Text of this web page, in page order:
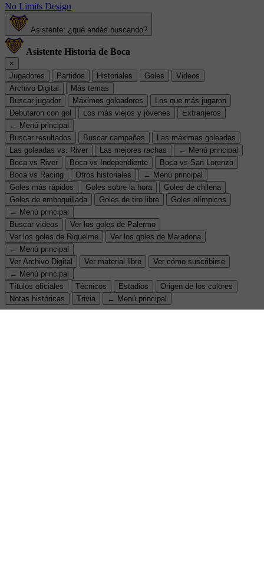
No Limits Design
Asistente: ¿qué andás buscando?
Asistente Historia de Boca
×
Jugadores
Partidos Historiales Goles
Videos
Archivo Digital
Más temas
Buscar jugador
Máximos goleadores
Los que más jugaron
Debutaron con gol
Los más viejos y jóvenes
Extranjeros
← Menú principal
Buscar resultados
Buscar campañas
Las máximas goleadas
Las goleadas vs. River
Las mejores rachas
← Menú principal
Boca vs River
Boca vs Independiente
Boca vs San Lorenzo
Boca vs Racing
Otros historiales
← Menú principal
Goles más rápidos
Goles sobre la hora
Goles de chilena
Goles de emboquillada
Goles de tiro libre
Goles olímpicos
← Menú principal
Buscar videos
Ver los goles de Palermo
Ver los goles de Riquelme
Ver los goles de Maradona
← Menú principal
Ver Archivo Digital
Ver material libre
Ver cómo suscribirse
← Menú principal
Títulos oficiales
Técnicos Estadios
Origen de los colores
Notas históricas
Trivia ← Menú principal